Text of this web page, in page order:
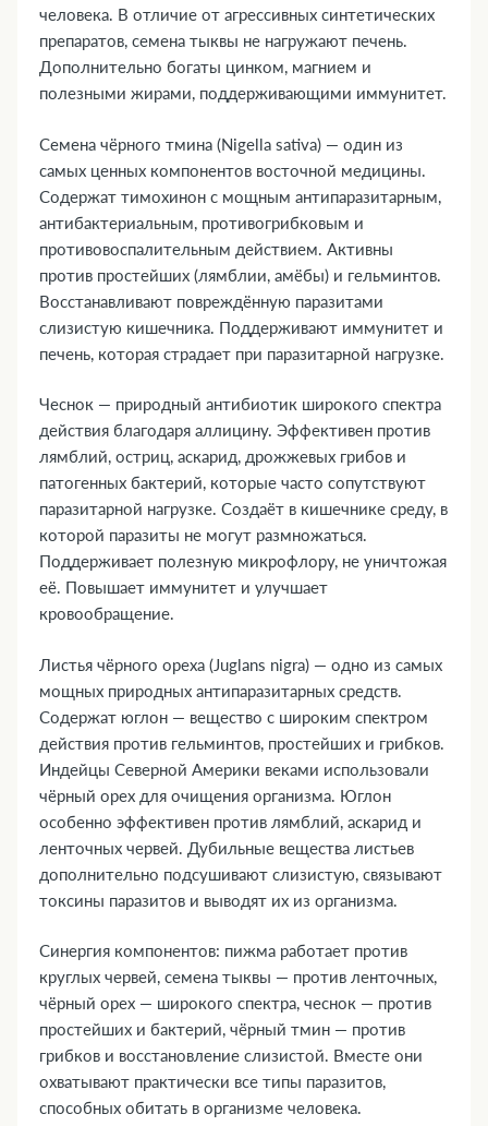
человека. В отличие от агрессивных синтетических
препаратов, семена тыквы не нагружают печень.
Дополнительно богаты цинком, магнием и
полезными жирами, поддерживающими иммунитет.
Семена чёрного тмина (Nigella sativa) — один из
самых ценных компонентов восточной медицины.
Содержат тимохинон с мощным антипаразитарным,
антибактериальным, противогрибковым и
противовоспалительным действием. Активны
против простейших (лямблии, амёбы) и гельминтов.
Восстанавливают повреждённую паразитами
слизистую кишечника. Поддерживают иммунитет и
печень, которая страдает при паразитарной нагрузке.
Чеснок — природный антибиотик широкого спектра
действия благодаря аллицину. Эффективен против
лямблий, остриц, аскарид, дрожжевых грибов и
патогенных бактерий, которые часто сопутствуют
паразитарной нагрузке. Создаёт в кишечнике среду, в
которой паразиты не могут размножаться.
Поддерживает полезную микрофлору, не уничтожая
её. Повышает иммунитет и улучшает
кровообращение.
Листья чёрного ореха (Juglans nigra) — одно из самых
мощных природных антипаразитарных средств.
Содержат юглон — вещество с широким спектром
действия против гельминтов, простейших и грибков.
Индейцы Северной Америки веками использовали
чёрный орех для очищения организма. Юглон
особенно эффективен против лямблий, аскарид и
ленточных червей. Дубильные вещества листьев
дополнительно подсушивают слизистую, связывают
токсины паразитов и выводят их из организма.
Синергия компонентов: пижма работает против
круглых червей, семена тыквы — против ленточных,
чёрный орех — широкого спектра, чеснок — против
простейших и бактерий, чёрный тмин — против
грибков и восстановление слизистой. Вместе они
охватывают практически все типы паразитов,
способных обитать в организме человека.